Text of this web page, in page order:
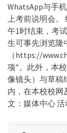
WhatsApp与手
上考前说明会
午1时结束，考
生可事先浏览隆
（https://
项”。此外，本
像镜头）与草稿
内，在本校校
文：媒体中心 活